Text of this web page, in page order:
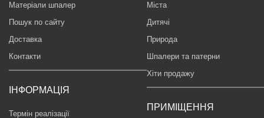
Матеріали шпалер
Пошук по сайту
Доставка
Контакти
ІНФОРМАЦІЯ
Термін реалізації
Міста
Дитячі
Природа
Шпалери та патерни
Хіти продажу
ПРИМІЩЕННЯ